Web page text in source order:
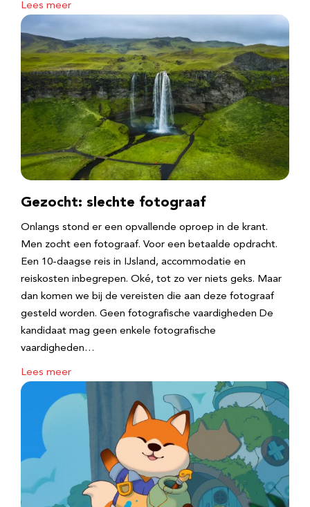
Lees meer
Gezocht: slechte fotograaf
Onlangs stond er een opvallende oproep in de krant.
Men zocht een fotograaf. Voor een betaalde opdracht.
Een 10-daagse reis in IJsland, accommodatie en
reiskosten inbegrepen. Oké, tot zo ver niets geks. Maar
dan komen we bij de vereisten die aan deze fotograaf
gesteld worden. Geen fotografische vaardigheden De
kandidaat mag geen enkele fotografische
vaardigheden…
Lees meer